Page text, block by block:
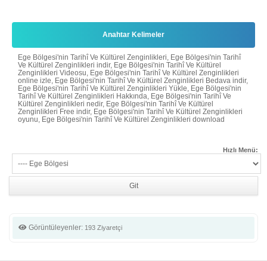
Anahtar Kelimeler
Ege Bölgesi'nin Tarihî Ve Kültürel Zenginlikleri, Ege Bölgesi'nin Tarihî
Ve Kültürel Zenginlikleri indir, Ege Bölgesi'nin Tarihî Ve Kültürel
Zenginlikleri Videosu, Ege Bölgesi'nin Tarihî Ve Kültürel Zenginlikleri
online izle, Ege Bölgesi'nin Tarihî Ve Kültürel Zenginlikleri Bedava indir,
Ege Bölgesi'nin Tarihî Ve Kültürel Zenginlikleri Yükle, Ege Bölgesi'nin
Tarihî Ve Kültürel Zenginlikleri Hakkında, Ege Bölgesi'nin Tarihî Ve
Kültürel Zenginlikleri nedir, Ege Bölgesi'nin Tarihî Ve Kültürel
Zenginlikleri Free indir, Ege Bölgesi'nin Tarihî Ve Kültürel Zenginlikleri
oyunu, Ege Bölgesi'nin Tarihî Ve Kültürel Zenginlikleri download
Hızlı Menü:
Görüntüleyenler: 193 Ziyaretçi